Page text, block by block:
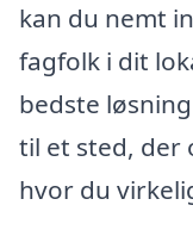
kan du nemt
fagfolk i dit
bedste
til et sted, der
hvor du